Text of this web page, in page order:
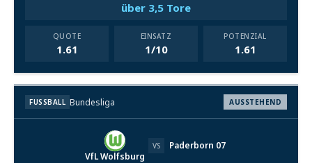
über 3,5 Tore
QUOTE
1.61
EINSATZ
1/10
POTENZIAL
1.61
FUSSBALL Bundesliga AUSSTEHEND
VfL Wolfsburg
VS Paderborn 07